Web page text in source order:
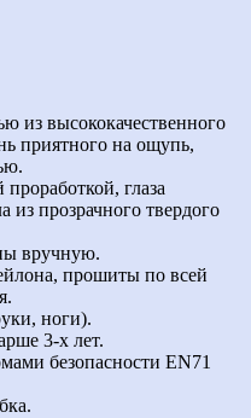
из высококачественного
приятного на ощупь,
глаза
из прозрачного твердого
вручную.
прошиты по всей
ноги).
3-х лет.
безопасности EN71